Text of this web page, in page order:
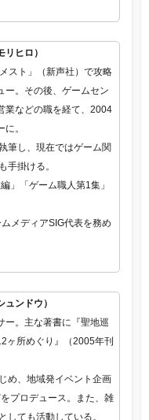
ヒロ）
スト」（新声社）で攻略
ー。その後、ゲームセン
業などの職を経て、2004
。
筆し、現在ではゲーム関
手掛ける。
」「ゲーム職人第1集」
メディアSIG代表を務め
ンドウ）
ー。主な著書に『聖地巡
所めぐり』（2005年刊
め、地域発イベント企画
プロデュース。また、雑
しても活動している。